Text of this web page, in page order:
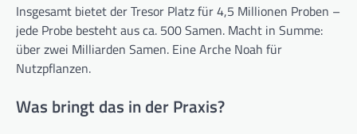
Insgesamt bietet der Tresor Platz für 4,5 Millionen Proben –
jede Probe besteht aus ca. 500 Samen. Macht in Summe:
über zwei Milliarden Samen. Eine Arche Noah für
Nutzpflanzen.
Was bringt das in der Praxis?